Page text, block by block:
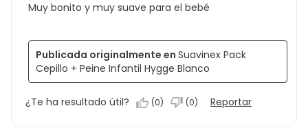
Muy bonito y muy suave para el bebé
Publicada originalmente en Suavinex Pack
Cepillo + Peine Infantil Hygge Blanco
¿Te ha resultado útil? (0) (0) Reportar